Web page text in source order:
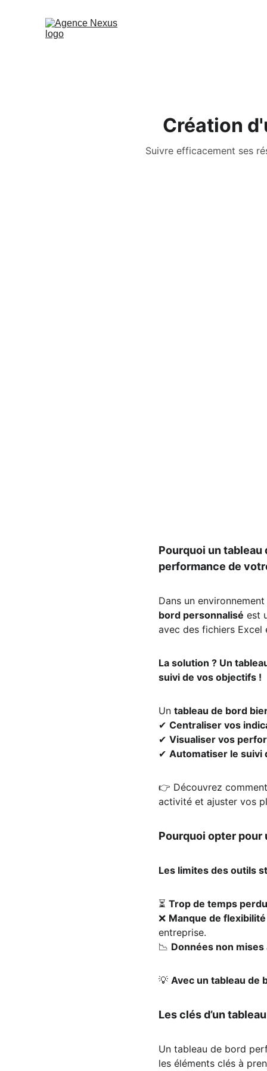
Création
Suivre efficacement ses
Pourquoi un
performance de
Dans un
bord personnalisé est
avec des fichiers
La solution ? Un
suivi de vos objectifs !
Un tableau de bord
✔ Centraliser vos
✔ Visualiser vos
✔ Automatiser le suivi
👉 Découvrez
activité et ajuster vos
Pourquoi opter pour
Les limites des outils
⏳ Trop de temps perdu
❌ Manque de flexibilité
entreprise.
📉 Données non
💡 Avec un tableau de
Les clés d’un
Un tableau de bord
les éléments clés à